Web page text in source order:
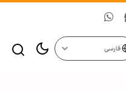
فارسی